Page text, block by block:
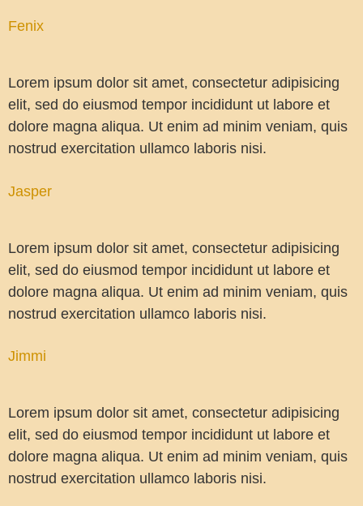
Fenix
Lorem ipsum dolor sit amet, consectetur adipisicing
elit, sed do eiusmod tempor incididunt ut labore et
dolore magna aliqua. Ut enim ad minim veniam, quis
nostrud exercitation ullamco laboris nisi.
Jasper
Lorem ipsum dolor sit amet, consectetur adipisicing
elit, sed do eiusmod tempor incididunt ut labore et
dolore magna aliqua. Ut enim ad minim veniam, quis
nostrud exercitation ullamco laboris nisi.
Jimmi
Lorem ipsum dolor sit amet, consectetur adipisicing
elit, sed do eiusmod tempor incididunt ut labore et
dolore magna aliqua. Ut enim ad minim veniam, quis
nostrud exercitation ullamco laboris nisi.